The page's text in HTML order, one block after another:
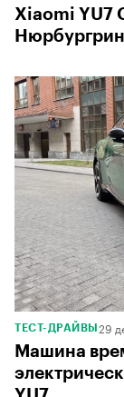
Xiaomi YU7
ТЕСТ-ДРАЙВЫ 29
Машина